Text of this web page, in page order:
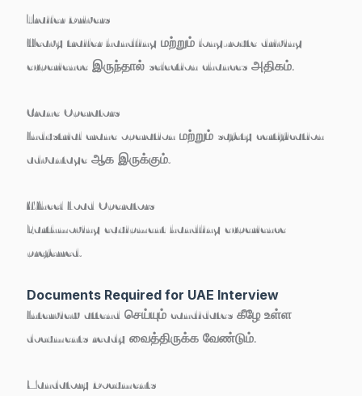
Trailer Drivers
Heavy trailer handling மற்றும் long-route driving
experience இருந்தால் selection chances அதிகம்.
Crane Operators
Industrial crane operation மற்றும் safety certification
advantage ஆக இருக்கும்.
Wheel Load Operators
Earthmoving equipment handling experience
preferred.
Documents Required for UAE Interview
Interview attend செய்யும் candidates கீழே உள்ள
documents ready வைத்திருக்க வேண்டும்.
Mandatory Documents